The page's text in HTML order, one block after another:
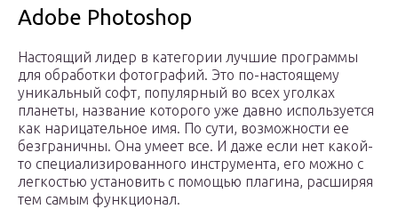
Adobe Photoshop
Настоящий лидер в категории лучшие программы
для обработки фотографий. Это по-настоящему
уникальный софт, популярный во всех уголках
планеты, название которого уже давно используется
как нарицательное имя. По сути, возможности ее
безграничны. Она умеет все. И даже если нет какой-
то специализированного инструмента, его можно с
легкостью установить с помощью плагина, расширяя
тем самым функционал.